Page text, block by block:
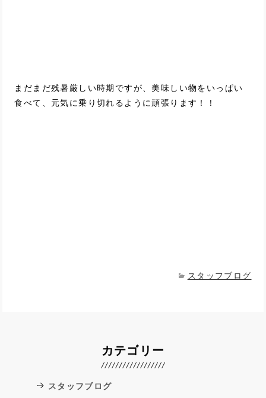
まだまだ残暑厳しい時期ですが、美味しい物をいっぱい
食べて、元気に乗り切れるように頑張ります！！
スタッフブログ
カテゴリー
スタッフブログ